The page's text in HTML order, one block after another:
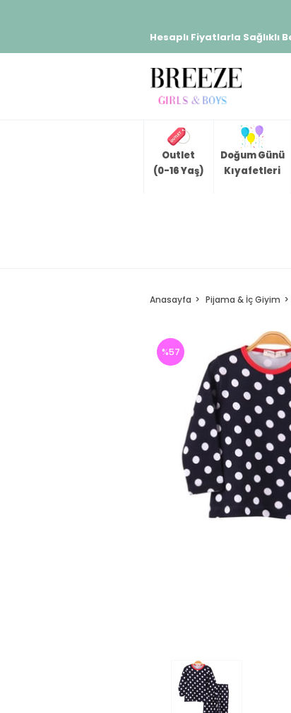
Hesaplı Fiyatlarla Sağlıklı
Outlet
(0-16 Yaş)
Doğum Günü
Kıyafetleri
Anasayfa Pijama & İç Giyim
%57